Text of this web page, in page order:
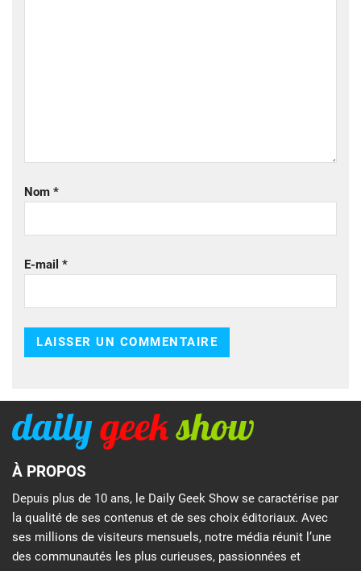
Nom *
E-mail *
À PROPOS
Depuis plus de 10 ans, le Daily Geek Show se caractérise par
la qualité de ses contenus et de ses choix éditoriaux. Avec
ses millions de visiteurs mensuels, notre média réunit l’une
des communautés les plus curieuses, passionnées et